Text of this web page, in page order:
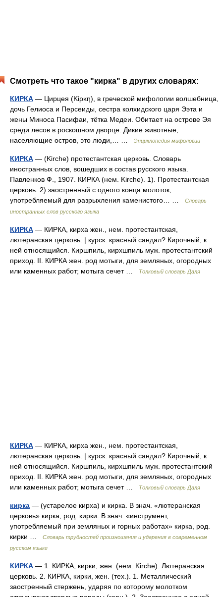
Смотреть что такое "кирка" в других словарях:
КИРКА — Цирцея (Κίρκη), в греческой мифологии волшебница,
дочь Гелиоса и Персеиды, сестра колхидского царя Ээта и
жены Миноса Пасифаи, тётка Медеи. Обитает на острове Эя
среди лесов в роскошном дворце. Дикие животные,
населяющие остров, это люди,… …
Энциклопедия мифологии
КИРКА — (Kirche) протестантская церковь. Словарь
иностранных слов, вошедших в состав русского языка.
Павленков Ф., 1907. КИРКА (нем. Kirche). 1). Протестантская
церковь. 2) заостренный с одного конца молоток,
употребляемый для разрыхления каменистого… …
Словарь
иностранных слов русского языка
КИРКА — КИРКА, кирха жен., нем. протестантская,
лютеранская церковь. | курск. красный сандал? Кирочный, к
ней относящийся. Киршпиль, кирхшпиль муж. протестантский
приход. II. КИРКА жен. род мотыги, для земляных, огородных
или каменных работ; мотыга сечет …
Толковый словарь Даля
КИРКА — КИРКА, кирха жен., нем. протестантская,
лютеранская церковь. | курск. красный сандал? Кирочный, к
ней относящийся. Киршпиль, кирхшпиль муж. протестантский
приход. II. КИРКА жен. род мотыги, для земляных, огородных
или каменных работ; мотыга сечет …
Толковый словарь Даля
кирка — (устарелое кирха) и кирка. В знач. «лютеранская
церковь» кирка, род. кирки. В знач. «инструмент,
употребляемый при земляных и горных работах» кирка, род.
кирки …
Словарь трудностей произношения и ударения в современном
русском языке
КИРКА — 1. КИРКА, кирки, жен. (нем. Kirche). Лютеранская
церковь. 2. КИРКА, кирки, жен. (тех.). 1. Металлический
заостренный стержень, ударяя по которому молотком